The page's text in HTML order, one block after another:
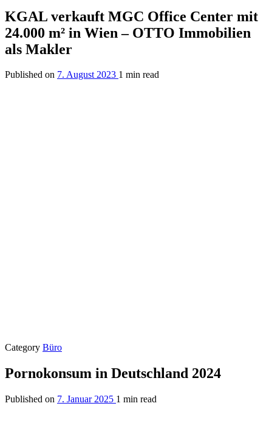
KGAL verkauft MGC Office Center mit
24.000 m² in Wien – OTTO Immobilien
als Makler
Published on 7. August 2023 1 min read
Category Büro
Pornokonsum in Deutschland 2024
Published on 7. Januar 2025 1 min read